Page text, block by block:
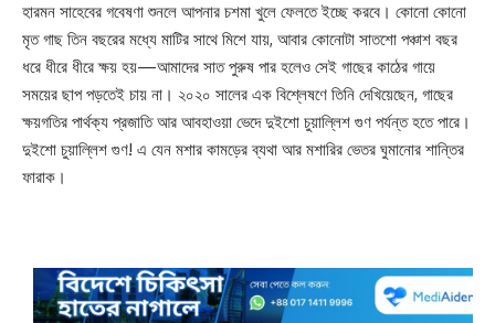
হারমন সাহেবের গবেষণা শুনলে আপনার চশমা খুলে ফেলতে ইচ্ছে করবে। কোনো কোনো
মৃত গাছ তিন বছরের মধ্যে মাটির সাথে মিশে যায়, আবার কোনোটা সাতশো পঞ্চাশ বছর
ধরে ধীরে ধীরে ক্ষয় হয়—আমাদের সাত পুরুষ পার হলেও সেই গাছের কাঠের গায়ে
সময়ের ছাপ পড়তেই চায় না। ২০২০ সালের এক বিশ্লেষণে তিনি দেখিয়েছেন, গাছের
ক্ষয়গতির পার্থক্য প্রজাতি আর আবহাওয়া ভেদে দুইশো চুয়াল্লিশ গুণ পর্যন্ত হতে পারে।
দুইশো চুয়াল্লিশ গুণ! এ যেন মশার কামড়ের ব্যথা আর মশারির ভেতর ঘুমানোর শান্তির
ফারাক।